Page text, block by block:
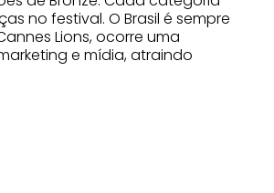
no festival. O Brasil é sempre
Lions, ocorre uma
e mídia, atraindo